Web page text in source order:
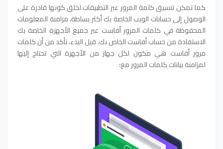
كما تمكن تنسيق كلمة المرور عبر التطبيقات.لخلق كونها قادرة على
الوصول إلى حسابات الويب الخاصة بك أكثر بساطة، مزامنة المعلومات
المحفوظة في كلمات المرور أفاست عبر جميع الأجهزة الخاصة بك
الاستفادة من حساب أفاست الخاص بك. قبل البدء، تأكد من أن كلمات
مرور أفاست هي مكون لكل جهاز من الأجهزة التي تحتاج إليها
لمزامنة بيانات كلمات المرور مع: